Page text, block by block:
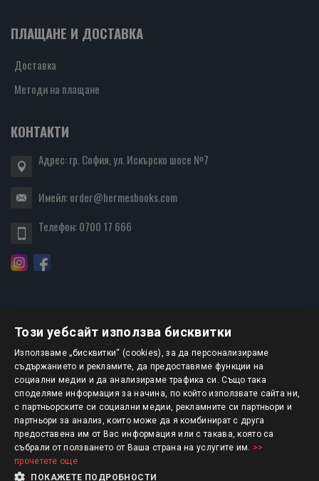
ПЛАЩАНЕ И ДОСТАВКА
Доставка
Методи на плащане
КОНТАКТИ
Адрес: гр. София, ул. Искърско шосе №7
Имейл:order@hermesbooks.com
Телефон:0700 17 666
БЮЛЕТИН
АБОНИРАНЕ
Авторско право © 2025 HERMESBOOKS.BG
1 EUR = 1.95583 BGN
Този уебсайт използва бисквитки
Използваме „бисквитки“ (cookies), за да персонализираме
съдържанието и рекламите, да предоставяме функции на
социални медии и да анализираме трафика си. Също така
споделяме информация за начина, по който използвате сайта ни,
с партньорските си социални медии, рекламните си партньори и
партньори за анализ, които може да я комбинират с друга
предоставена им от Вас информация или с такава, която са
събрали от ползването от Ваша страна на услугите им. >>
прочетете още
ПОКАЖЕТЕ ПОДРОБНОСТИ